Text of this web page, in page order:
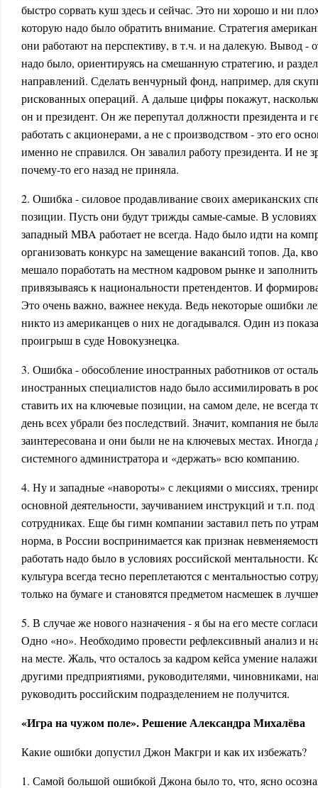
быстро сорвать куш здесь и сейчас. Это ни хорошо и ни
которую надо было обратить внимание. Стратегия
они работают на перспективу, в т.ч. и на далекую. Вывод -
надо было, ориентируясь на смешанную стратегию, и
направлений. Сделать венчурный фонд, например, для
рискованных операций. А дальше цифры покажут,
он и президент. Он же перепутал должности президента и
работать с акционерами, а не с производством - это его
именно не справился. Он завалил работу президента. И не
почему-то его назад не приняла.
2. Ошибка - силовое продавливание своих американских
позиции. Пусть они будут трижды самые-самые. В условиях
западный MBA работает не всегда. Надо было идти на
организовать конкурс на замещение вакансий топов. Да,
мешало поработать на местном кадровом рынке и
привязываясь к национальности претендентов. И
Это очень важно, важнее некуда. Ведь некоторые ошибки
никто из американцев о них не догадывался. Один из
проигрыш в суде Новокузнецка.
3. Ошибка - обособление иностранных работников от
иностранных специалистов надо было ассимилировать в
ставить их на ключевые позиции, на самом деле, не всегда
день всех убрали без последствий. Значит, компания не
заинтересована и они были не на ключевых местах. Иногда
системного администратора и «держать» всю компанию.
4. Ну и западные «навороты» с лекциями о миссиях,
основной деятельности, заучиванием инструкций и т.п.
сотрудниках. Еще бы гимн компании заставил петь по
норма, в России воспринимается как признак
работать надо было в условиях российской ментальности.
культура всегда тесно переплетаются с ментальностью
только на бумаге и становятся предметом насмешек в
5. В случае же нового назначения - я бы на его месте
Одно «но». Необходимо провести рефлексивный анализ и
на месте. Жаль, что осталось за кадром кейса умение
другими предприятиями, руководителями, чиновниками,
руководить российским подразделением не получится.
«Игра на чужом поле». Решение Александра Михалёва
Какие ошибки допустил Джон Макгри и как их избежать?
1. Самой большой ошибкой Джона было то, что, ясно